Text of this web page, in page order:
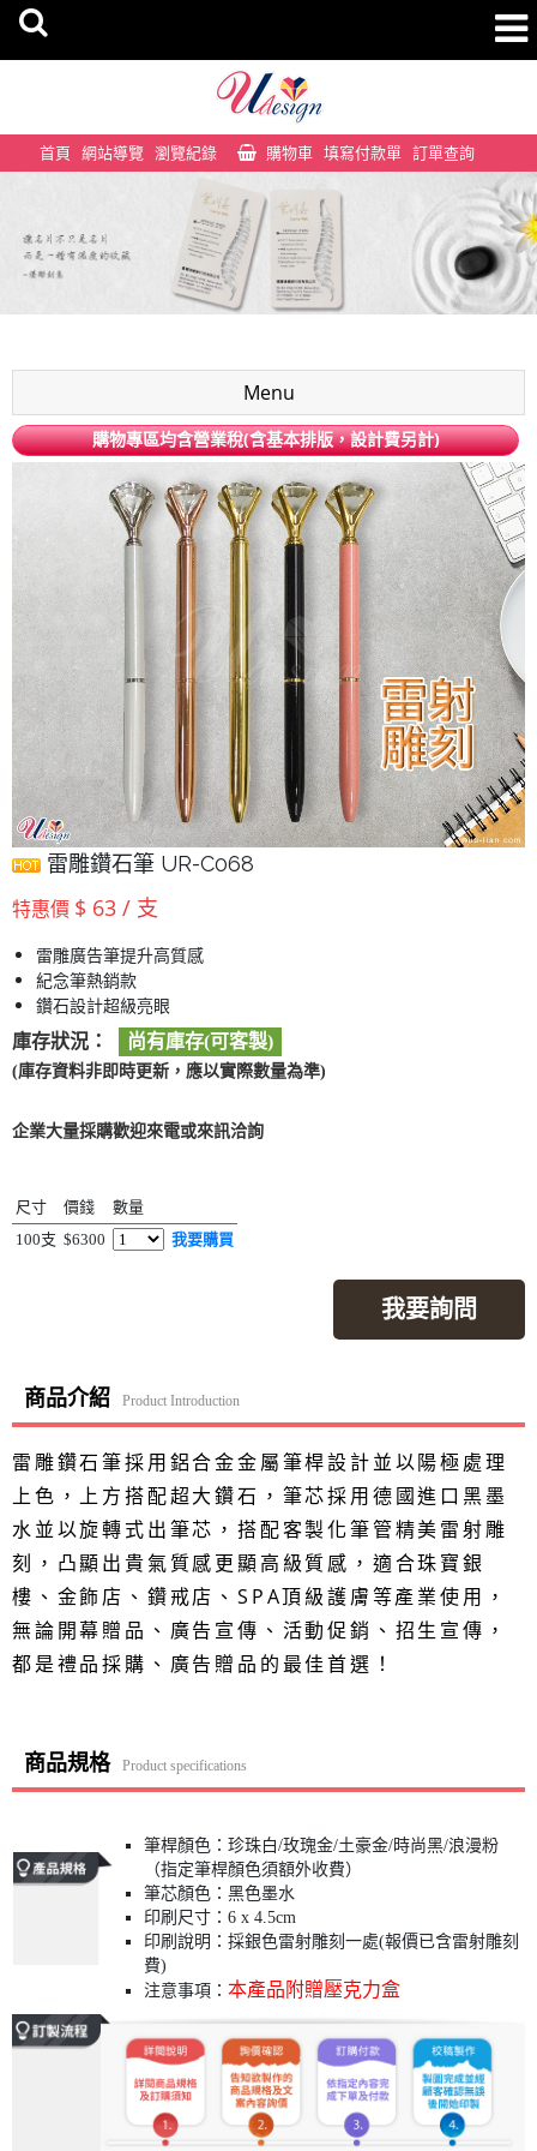
首頁 網站導覽 瀏覽紀錄 購物車 填寫付款單 訂單查詢
Menu
購物專區均含營業稅(含基本排版，設計費另計)
雷雕鑽石筆 UR-C068
特惠價 $ 63 / 支
雷雕廣告筆提升高質感
紀念筆熱銷款
鑽石設計超級亮眼
庫存狀況： 尚有庫存(可客製)
(庫存資料非即時更新，應以實際數量為準)
企業大量採購歡迎來電或來訊洽詢
尺寸 價錢
數量
100支 $6300 我要購買
我要詢問
商品介紹 Product Introduction
雷雕鑽石筆採用鋁合金金屬筆桿設計並以陽極處理
上色，上方搭配超大鑽石，筆芯採用德國進口黑墨
水並以旋轉式出筆芯，搭配客製化筆管精美雷射雕
刻，凸顯出貴氣質感更顯高級質感，適合珠寶銀
樓、金飾店、鑽戒店、SPA頂級護膚等產業使用，
無論開幕贈品、廣告宣傳、活動促銷、招生宣傳，
都是禮品採購、廣告贈品的最佳首選！
商品規格 Product specifications
筆桿顏色：珍珠白/玫瑰金/土豪金/時尚黑/浪漫粉
（指定筆桿顏色須額外收費）
筆芯顏色：黑色墨水
印刷尺寸：6 x 4.5cm
印刷說明：採銀色雷射雕刻一處(報價已含雷射雕刻
費)
注意事項： 本產品附贈壓克力盒